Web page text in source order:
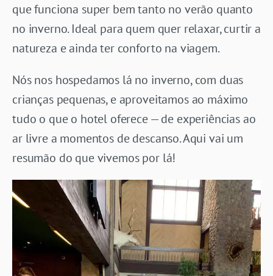
que funciona super bem tanto no verão quanto
no inverno. Ideal para quem quer relaxar, curtir a
natureza e ainda ter conforto na viagem.
Nós nos hospedamos lá no inverno, com duas
crianças pequenas, e aproveitamos ao máximo
tudo o que o hotel oferece — de experiências ao
ar livre a momentos de descanso. Aqui vai um
resumão do que vivemos por lá!